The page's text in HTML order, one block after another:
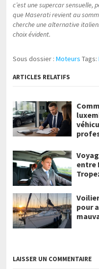
c’est une supercar sensuelle,
que Maserati revient au
cherche une alternative
choix évident.
Sous dossier :Moteurs Tags:
ARTICLES RELATIFS
entre
pour
LAISSER UN COMMENTAIRE